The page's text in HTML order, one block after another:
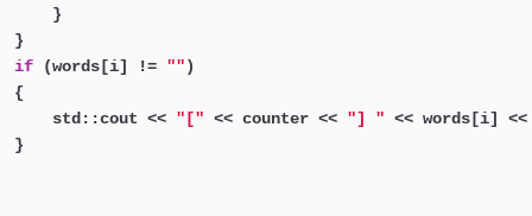
}
}
if (words[i] != "")
{
std::cout <<
"[" << counter << "] " << words[i] <<
}